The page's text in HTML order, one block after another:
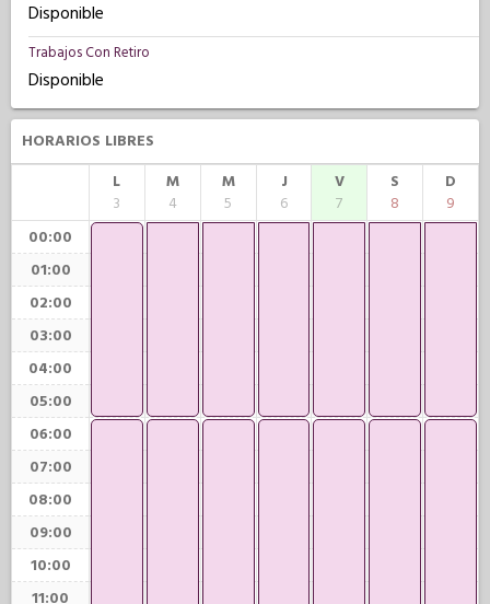
Disponible
Trabajos Con Retiro
Disponible
HORARIOS LIBRES
L
3
M
4
M
5
J
6
V
7
S
8
D
9
00:00
01:00
02:00
03:00
04:00
05:00
06:00
07:00
08:00
09:00
10:00
11:00